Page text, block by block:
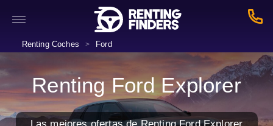
Renting Coches > Ford
Renting Ford Explorer